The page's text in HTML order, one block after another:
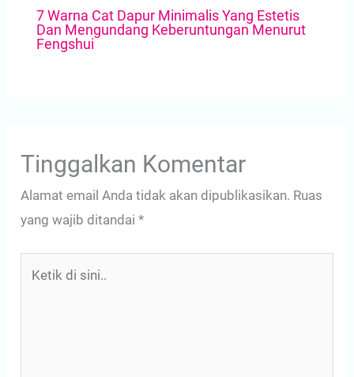
7 Warna Cat Dapur Minimalis Yang Estetis
Dan Mengundang Keberuntungan Menurut
Fengshui
Tinggalkan Komentar
Alamat email Anda tidak akan dipublikasikan. Ruas
yang wajib ditandai*